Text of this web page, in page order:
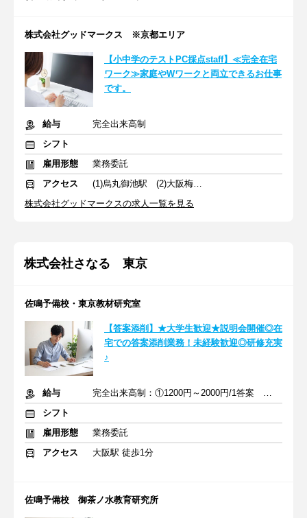
株式会社グッドマークス ※京都エリア
【小中学のテストPC採点staff】≪完全在宅
ワーク≫家庭やWワークと両立できるお仕事
です。
給与
完全出来高制
シフト
雇用形態
業務委託
アクセス
(1)烏丸御池駅 (2)大阪梅田駅
株式会社グッドマークスの求人一覧を見る
株式会社さなる 東京
佐鳴予備校・東京教材研究室
【答案添削】★大学生歓迎★説明会開催◎在
宅での答案添削業務！未経験歓迎◎研修充実
♪
給与
完全出来高制：①1200円～2000円/1答案 ②2000円～4000円/1答案
シフト
雇用形態
業務委託
アクセス
大阪駅 徒歩1分
佐鳴予備校 御茶ノ水教育研究所